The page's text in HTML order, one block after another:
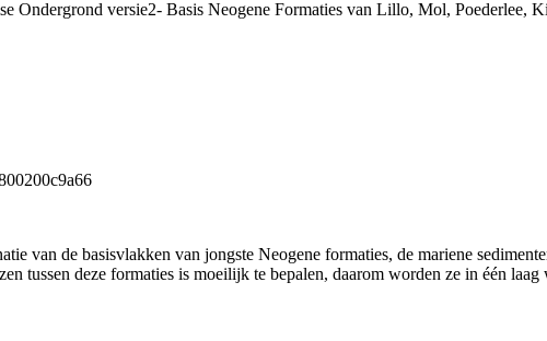
Ondergrond versie2- Basis Neogene Formaties van Lillo, Mol, Poederlee,
van de basisvlakken van jongste Neogene formaties, de mariene
tussen deze formaties is moeilijk te bepalen, daarom worden ze in één laag